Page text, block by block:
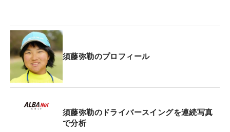
須藤弥勒のプロフィール
須藤弥勒のドライバースイングを連続写真
で分析